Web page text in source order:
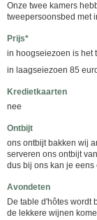
Onze twee kamers
tweepersoonsbed met
Prijs*
in hoogseiezoen is het
in laagseiezoen 85
Kredietkaarten
nee
Ontbijt
ons ontbijt bakken wij
serveren ons ontbijt
dus bij ons kan je eens
Avondeten
De table d'hôtes wordt
de lekkere wijnen